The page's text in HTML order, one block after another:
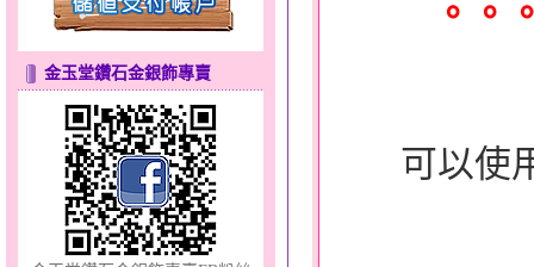
心之舞～金銀鋼套鍊
金玉堂鑽石金銀飾專賣
。。
可以使